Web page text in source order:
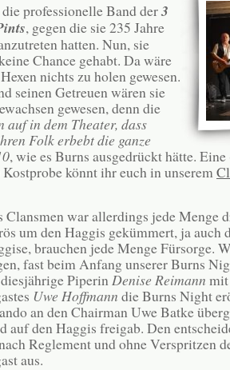
professionelle Band der3
, gegen die sie 235 Jahre
hatten. Nun, sie
Chance gehabt. Da wäre
nichts zu holen gewesen.
seinen Getreuen wären sie
gewesen, denn die
auf in dem Theater, dass
Folk erbebt die ganze
, wie es Burns ausgedrückt hätte.
könnt ihr euch in unserem
Clansmen war allerdings jede Menge
um den Haggis gekümmert, ja auch
brauchen jede Menge Fürsorge.
fast beim Anfang unserer Burns
Piperin Denise Reimann mit
Uwe Hoffmann die Burns Night
an den Chairman Uwe Batke
auf den Haggis freigab. Den
Reglement und ohne Verspritzen
aus.